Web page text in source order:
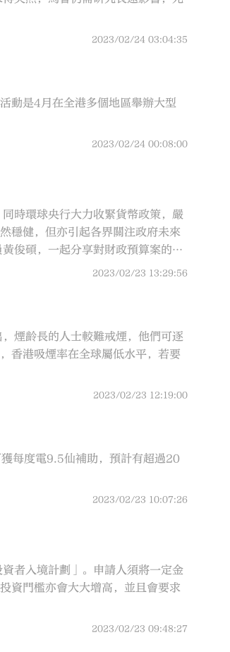
2023/02/24 03:04:35
動是4月在全港多個地區舉辦大型
2023/02/24 00:08:00
時環球央行大力收緊貨幣政策，嚴
穩健，但亦引起各界關注政府未來
俊碩，一起分享對財政預算案的見
2023/02/23 13:29:56
煙齡長的人士較難戒煙，他們可逐
香港吸煙率在全球屬低水平，若要
2023/02/23 12:19:00
每度電9.5仙補助，預計有超過20
2023/02/23 10:07:26
者入境計劃」。申請人須將一定金
資門檻亦會大大增高，並且會要求
2023/02/23 09:48:27